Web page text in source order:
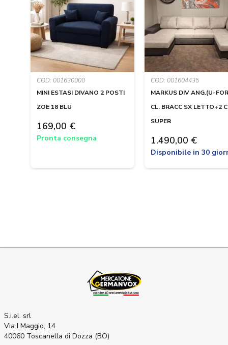
COD: 001630000
MINI ESTASI DIVANO 2 POSTI
ZOE 18 BLU
169,00 €
Pronta consegna
COD: 001604435
MARKUS DIV ANG.(U-
CL. BRACC SX LETTO+2
SUPER
1.490,00 €
Disponibile in 30
S.i.el. srl
Via I Maggio, 14
40060 Toscanella di Dozza (BO)